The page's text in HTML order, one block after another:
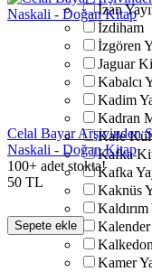
İzan
İzdiham
İzgören
Jaguar
Kabalcı
Kadim
Kadran
Kafe
Kafka
Kafka
Kaknüs
Kaldırım
Kalender
Kalkedon
Kamer
Celal Bayar Arşivinden
Naskali - Doğan Kitap
100+ adet stokta!
50 TL
Sepete ekle